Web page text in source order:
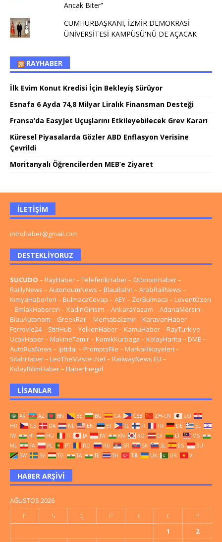
Ancak Biter”
CUMHURBAŞKANI, İZMİR DEMOKRASİ
ÜNİVERSİTESİ KAMPÜSÜ'NÜ DE AÇACAK
RAYHABER
İlk Evim Konut Kredisi İçin Bekleyiş Sürüyor
Esnafa 6 Ayda 74,8 Milyar Liralık Finansman Desteği
Fransa’da EasyJet Uçuşlarını Etkileyebilecek Grev Kararı
Küresel Piyasalarda Gözler ABD Enflasyon Verisine
Çevrildi
Moritanyalı Öğrencilerden MEB’e Ziyaret
İLETIŞIM
introhaber@gmail.com
DESTEKLIYORUZ
SUCUDO – RayHaber– TeleferikHaber– OtonomHaber–
RaillyNews – AutonoumNews – BlauBahn – ArabRailNews –
KimyaHaberleri – BulmacaCevap – AEY– ZorBulmaca – LeventÖzen
– EmlakHabercin – KadinGirisim – AnkaraYasam – AdanaMersin –
BlauAutonom – GreekRail – Merhabaİzmir– KaravanHaber–
Ferrovie24– StiriHub – YelkenHaber– KamuHaber– RayTurkiye –
UcakHaber– MakineTamir– KomikKurbaga – KolayHarita – DME –
AutoRusNews – Iptidai – PromptsFile – MarkaHikayeleri –
SilahHaber– LeoTheMaster.Net– RailwayNews EU –
KolayBilimHaber– HaberInegol
LISANLAR
AR AZ BN BS BG CA CEB ZH-CN
CO
HR
CS DA NL EN ET TL FI FR DE
EL
IW
HI HU IT JA JW KN KO LV LT
MS
ML
FA PL PT RO RU SR SK SL ES
SU
SW
SV TG TA TE TH TR UK UR VI
HABER ARŞIVI
AĞUSTOS 2026
P
S Ç P C C
P
1
2